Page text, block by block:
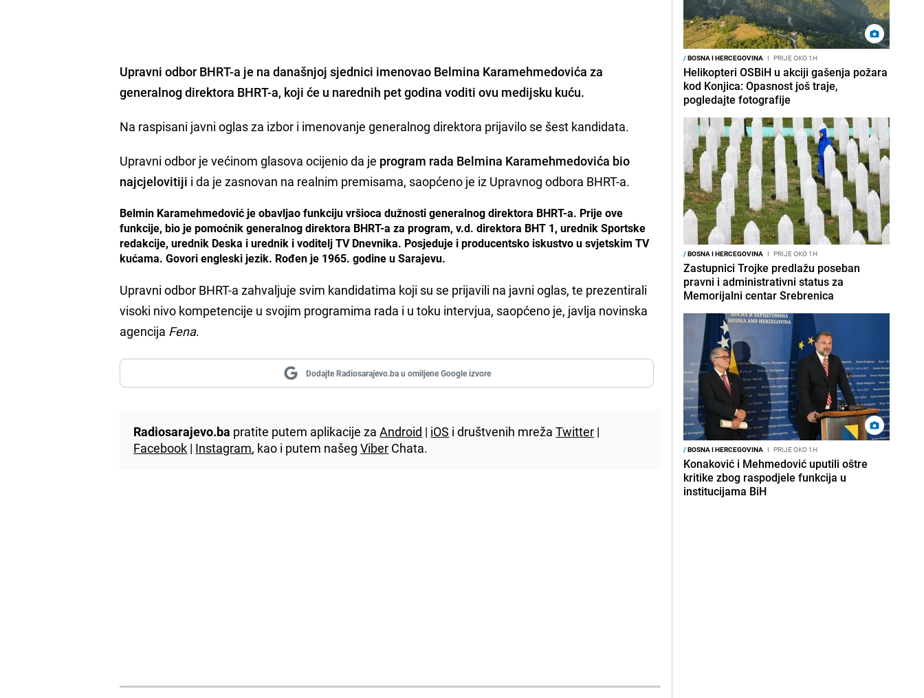
Upravni odbor BHRT-a je na današnjoj sjednici imenovao Belmina Karamehmedovića za
generalnog direktora BHRT-a, koji će u narednih pet godina voditi ovu medijsku kuću.
Na raspisani javni oglas za izbor i imenovanje generalnog direktora prijavilo se šest kandidata.
Upravni odbor je većinom glasova ocijenio da je program rada Belmina Karamehmedovića bio
najcjelovitiji i da je zasnovan na realnim premisama, saopćeno je iz Upravnog odbora BHRT-a.
Belmin Karamehmedović je obavljao funkciju vršioca dužnosti generalnog direktora BHRT-a. Prije ove
funkcije, bio je pomoćnik generalnog direktora BHRT-a za program, v.d. direktora BHT 1, urednik Sportske
redakcije, urednik Deska i urednik i voditelj TV Dnevnika. Posjeduje i producentsko iskustvo u svjetskim TV
kućama. Govori engleski jezik. Rođen je 1965. godine u Sarajevu.
Upravni odbor BHRT-a zahvaljuje svim kandidatima koji su se prijavili na javni oglas, te prezentirali
visoki nivo kompetencije u svojim programima rada i u toku intervjua, saopćeno je, javlja novinska
agencija Fena.
Dodajte Radiosarajevo.ba u omiljene Google izvore
Radiosarajevo.ba pratite putem aplikacije zaAndroid | iOS i društvenih mrežaTwitter |
Facebook | Instagram, kao i putem našegViber Chata.
/BOSNA I HERCEGOVINA I PRIJE OKO 1H
Helikopteri OSBiH u akciji gašenja požara
kod Konjica: Opasnost još traje,
pogledajte fotografije
/BOSNA I HERCEGOVINA I PRIJE OKO 1H
Zastupnici Trojke predlažu poseban
pravni i administrativni status za
Memorijalni centar Srebrenica
/BOSNA I HERCEGOVINA I PRIJE OKO 1H
Konaković i Mehmedović uputili oštre
kritike zbog raspodjele funkcija u
institucijama BiH